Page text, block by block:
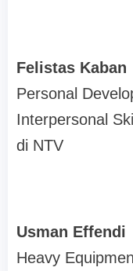
Felistas Kaban
Personal
Interpersonal
di NTV
Usman Effendi
Heavy